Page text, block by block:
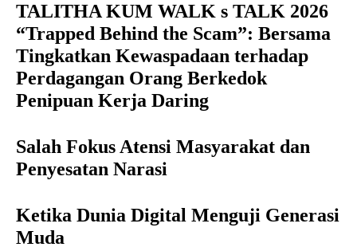
TALITHA KUM WALK s TALK 2026
“Trapped Behind the Scam”: Bersama
Tingkatkan Kewaspadaan terhadap
Perdagangan Orang Berkedok
Penipuan Kerja Daring
Salah Fokus Atensi Masyarakat dan
Penyesatan Narasi
Ketika Dunia Digital Menguji Generasi
Muda